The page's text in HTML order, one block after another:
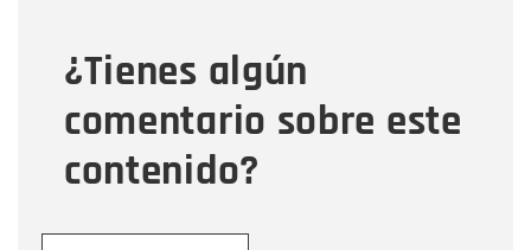
¿Tienes algún
comentario sobre este
contenido?
Mensaje